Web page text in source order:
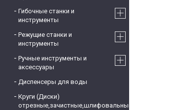
Гибочные станки и
инструменты
Режущие станки и
инструменты
Ручные инструменты и
аксессуары
Диспенсеры для воды
Круги (Диски)
отрезные,зачистные,шлифовальные